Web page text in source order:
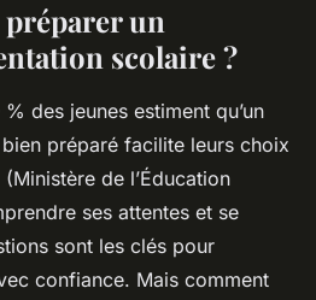
un
scolaire ?
des jeunes estiment qu’un
préparé facilite leurs choix
de l’Éducation
ses attentes et se
sont les clés pour
confiance. Mais comment